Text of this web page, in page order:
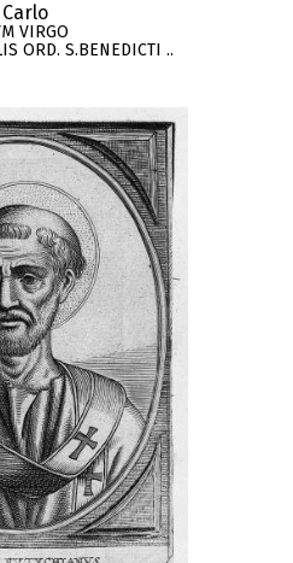
VIRGO
ORD. S.BENEDICTI ..